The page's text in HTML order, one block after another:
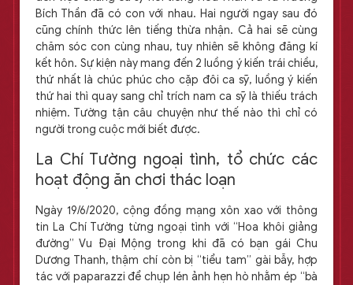
Bích Thần đã có con với nhau. Hai người ngay sau đó
cũng chính thức lên tiếng thừa nhận. Cả hai sẽ cùng
chăm sóc con cùng nhau, tuy nhiên sẽ không đăng kí
kết hôn. Sự kiện này mang đến 2 luồng ý kiến trái chiều,
thứ nhất là chúc phúc cho cặp đôi ca sỹ, luồng ý kiến
thứ hai thì quay sang chỉ trích nam ca sỹ là thiếu trách
nhiệm. Tường tận câu chuyện như thế nào thì chỉ có
người trong cuộc mới biết được.
La Chí Tường ngoại tình, tổ chức các
hoạt động ăn chơi thác loạn
Ngày 19/6/2020, cộng đồng mạng xôn xao với thông
tin La Chí Tường từng ngoại tình với “Hoa khôi giảng
đường” Vu Đại Mộng trong khi đã có bạn gái Chu
Dương Thanh, thậm chí còn bị “tiểu tam” gài bẫy, hợp
tác với paparazzi để chụp lén ảnh hẹn hò nhằm ép “bà